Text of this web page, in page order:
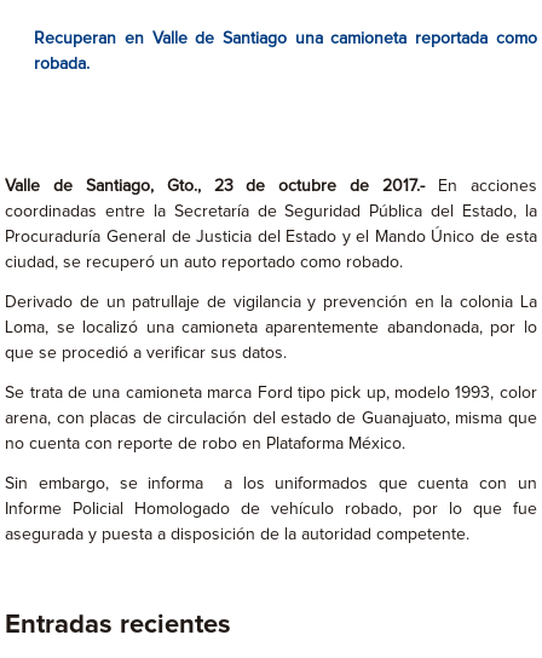
Recuperan en Valle de Santiago una camioneta reportada como
robada.
Valle de Santiago, Gto., 23 de octubre de 2017.-En acciones
coordinadas entre la Secretaría de Seguridad Pública del Estado, la
Procuraduría General de Justicia del Estado y el Mando Único de esta
ciudad, se recuperó un auto reportado como robado.
Derivado de un patrullaje de vigilancia y prevención en la colonia La
Loma, se localizó una camioneta aparentemente abandonada, por lo
que se procedió a verificar sus datos.
Se trata de una camioneta marca Ford tipo pick up, modelo 1993, color
arena, con placas de circulación del estado de Guanajuato, misma que
no cuenta con reporte de robo en Plataforma México.
Sin embargo, se informa a los uniformados que cuenta con un
Informe Policial Homologado de vehículo robado, por lo que fue
asegurada y puesta a disposición de la autoridad competente.
Entradas recientes